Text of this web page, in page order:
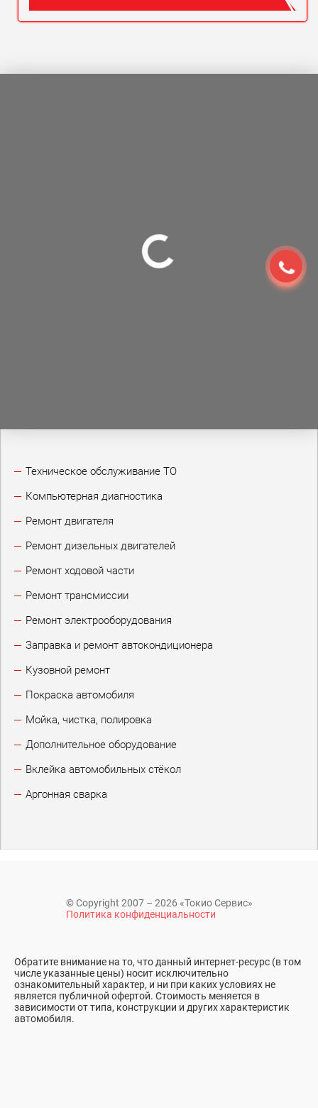
Техническое обслуживание ТО
Компьютерная диагностика
Ремонт двигателя
Ремонт дизельных двигателей
Ремонт ходовой части
Ремонт трансмиссии
Ремонт электрооборудования
Заправка и ремонт автокондиционера
Кузовной ремонт
Покраска автомобиля
Мойка, чистка, полировка
Дополнительное оборудование
Вклейка автомобильных стёкол
Аргонная сварка
© Copyright 2007 – 2026 «Токио Сервис»
Политика конфиденциальности
Обратите внимание на то, что данный интернет-ресурс (в том
числе указанные цены) носит исключительно
ознакомительный характер, и ни при каких условиях не
является публичной офертой. Стоимость меняется в
зависимости от типа, конструкции и других характеристик
автомобиля.